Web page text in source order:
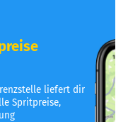
liefert dir
Spritpreise,